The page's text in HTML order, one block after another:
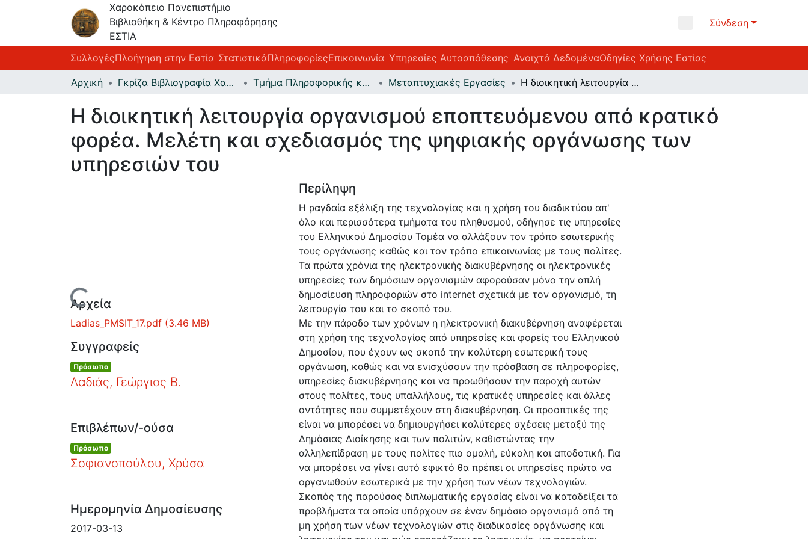
Χαροκόπειο Πανεπιστήμιο
Βιβλιοθήκη & Κέντρο Πληροφόρησης
ΕΣΤΙΑ
Σύνδεση
ΣυλλογέςΠλοήγηση στην Εστία ΣτατιστικάΠληροφορίεςΕπικοινωνία Υπηρεσίες Αυτοαπόθεσης Ανοιχτά ΔεδομέναΟδηγίες Χρήσης Εστίας
Αρχική Γκρίζα Βιβλιογραφία Χαροκοπείου Πανεπιστημίου Τμήμα Πληροφορικής και Τηλεματικής Μεταπτυχιακές Εργασίες Η διοικητική λειτουργία οργανισμού εποπτευόμενου από κρατικό φορέα. Μελέτη και σχεδιασμός της ψηφιακής οργάνωσης των υπηρεσιών του
Η διοικητική λειτουργία οργανισμού εποπτευόμενου από κρατικό
φορέα. Μελέτη και σχεδιασμός της ψηφιακής οργάνωσης των
υπηρεσιών του
Φόρτωση...
Αρχεία
Ladias_PMSIT_17.pdf (3.46 MB)
Συγγραφείς
Πρόσωπο
Λαδιάς, Γεώργιος Β.
Επιβλέπων/-ούσα
Πρόσωπο
Σοφιανοπούλου, Χρύσα
Ημερομηνία Δημοσίευσης
2017-03-13
Περίληψη
Η ραγδαία εξέλιξη της τεχνολογίας και η χρήση του διαδικτύου απ'
όλο και περισσότερα τμήματα του πληθυσμού, οδήγησε τις υπηρεσίες
του Ελληνικού Δημοσίου Τομέα να αλλάξουν τον τρόπο εσωτερικής
τους οργάνωσης καθώς και τον τρόπο επικοινωνίας με τους πολίτες.
Τα πρώτα χρόνια της ηλεκτρονικής διακυβέρνησης οι ηλεκτρονικές
υπηρεσίες των δημόσιων οργανισμών αφορούσαν μόνο την απλή
δημοσίευση πληροφοριών στο internet σχετικά με τον οργανισμό, τη
λειτουργία του και το σκοπό του.
Με την πάροδο των χρόνων η ηλεκτρονική διακυβέρνηση αναφέρεται
στη χρήση της τεχνολογίας από υπηρεσίες και φορείς του Ελληνικού
Δημοσίου, που έχουν ως σκοπό την καλύτερη εσωτερική τους
οργάνωση, καθώς και να ενισχύσουν την πρόσβαση σε πληροφορίες,
υπηρεσίες διακυβέρνησης και να προωθήσουν την παροχή αυτών
στους πολίτες, τους υπαλλήλους, τις κρατικές υπηρεσίες και άλλες
οντότητες που συμμετέχουν στη διακυβέρνηση. Οι προοπτικές της
είναι να μπορέσει να δημιουργήσει καλύτερες σχέσεις μεταξύ της
Δημόσιας Διοίκησης και των πολιτών, καθιστώντας την
αλληλεπίδραση με τους πολίτες πιο ομαλή, εύκολη και αποδοτική. Για
να μπορέσει να γίνει αυτό εφικτό θα πρέπει οι υπηρεσίες πρώτα να
οργανωθούν εσωτερικά με την χρήση των νέων τεχνολογιών.
Σκοπός της παρούσας διπλωματικής εργασίας είναι να καταδείξει τα
προβλήματα τα οποία υπάρχουν σε έναν δημόσιο οργανισμό από τη
μη χρήση των νέων τεχνολογιών στις διαδικασίες οργάνωσης και